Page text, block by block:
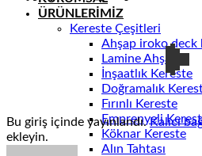
ÜRÜNLERİMİZ
Kereste Çeşitleri
Ahşap iroko deck
Lamine Ahşap
İnşaatlık Kereste
Doğramalık
Fırınlı Kereste
Emprenyeli
Köknar Kereste
Alın Tahtası
Bu giriş içinde yayınlandı.Kalıcı
ekleyin.